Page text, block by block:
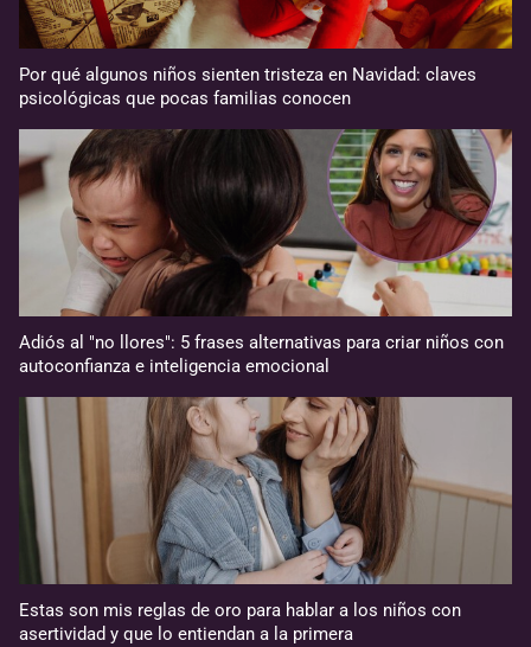
Por qué algunos niños sienten tristeza en Navidad: claves
psicológicas que pocas familias conocen
Adiós al "no llores": 5 frases alternativas para criar niños con
autoconfianza e inteligencia emocional
Estas son mis reglas de oro para hablar a los niños con
asertividad y que lo entiendan a la primera